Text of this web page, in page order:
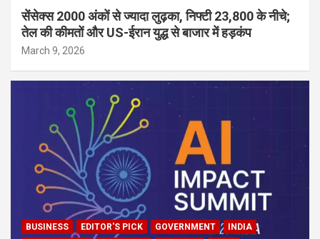
सेंसेक्स 2000 अंकों से ज्यादा लुढ़का, निफ्टी 23,800 के नीचे;
तेल की कीमतों और US-ईरान युद्ध से बाजार में हड़कंप
March 9, 2026
BUSINESS EDITOR'S PICK GOVERNMENT
INDIA